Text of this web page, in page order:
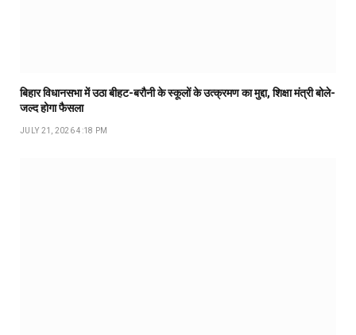
बिहार विधानसभा में उठा बीहट-बरौनी के स्कूलों के उत्क्रमण का मुद्दा, शिक्षा मंत्री बोले-
जल्द होगा फैसला
JULY 21, 2026 4:18 PM